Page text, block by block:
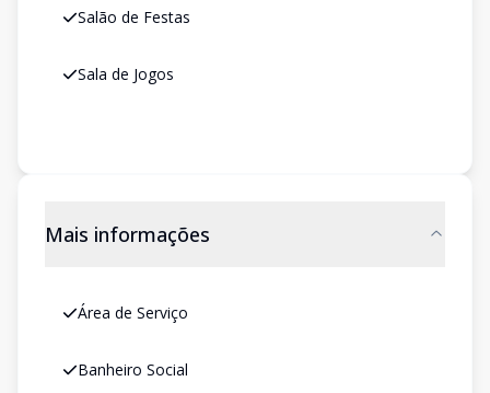
Salão de Festas
Sala de Jogos
Mais informações
Área de Serviço
Banheiro Social